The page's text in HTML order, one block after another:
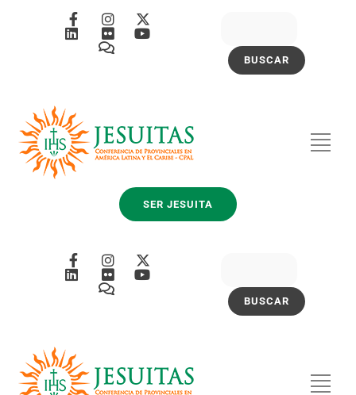
SER JESUITA